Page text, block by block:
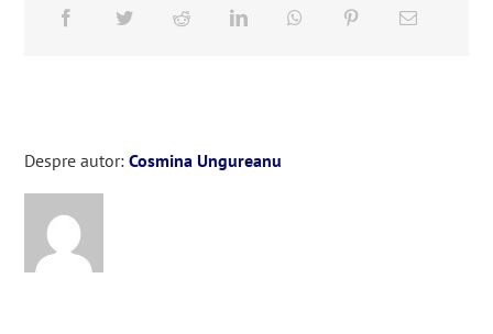
Despre autor:Cosmina Ungureanu